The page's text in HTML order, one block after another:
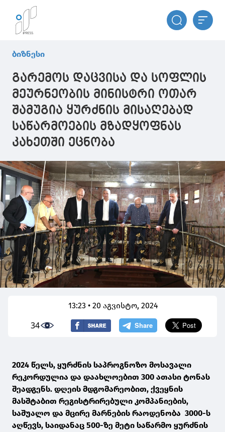
ბიზნესი
გარემოს დაცვისა და სოფლის
მეურნეობის მინისტრი ოთარ
შამუგია ყურძნის მისაღებად
საწარმოების მზადყოფნას
კახეთში ეცნობა
13:23 • 20 აგვისტო, 2024
34
2024 წელს, ყურძნის საპროგნოზო მოსავალი
რეკორდულია და დაახლოებით 300 ათასი ტონას
შეადგენს. დღეის მდგომარეობით, ქვეყნის
მასშტაბით რეგისტრირებული კომპანიების,
საშუალო და მცირე მარნების რაოდენობა 3000-ს
აღწევს, საიდანაც 500-ზე მეტი საწარმო ყურძნის